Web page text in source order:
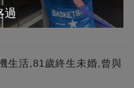
生活,81歲終生未婚,曾與
過